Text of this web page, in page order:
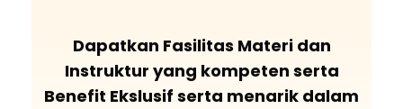
Dapatkan Fasilitas Materi dan
Instruktur yang kompeten serta
Benefit Ekslusif serta menarik dalam